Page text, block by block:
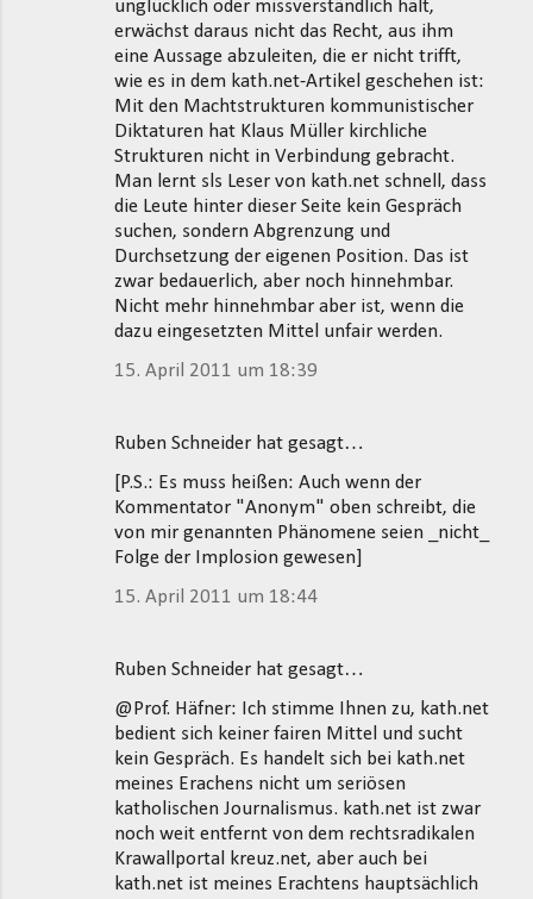
unglücklich oder missverständlich hält,
erwächst daraus nicht das Recht, aus ihm
eine Aussage abzuleiten, die er nicht trifft,
wie es in dem kath.net-Artikel geschehen ist:
Mit den Machtstrukturen kommunistischer
Diktaturen hat Klaus Müller kirchliche
Strukturen nicht in Verbindung gebracht.
Man lernt sls Leser von kath.net schnell, dass
die Leute hinter dieser Seite kein Gespräch
suchen, sondern Abgrenzung und
Durchsetzung der eigenen Position. Das ist
zwar bedauerlich, aber noch hinnehmbar.
Nicht mehr hinnehmbar aber ist, wenn die
dazu eingesetzten Mittel unfair werden.
15. April 2011 um 18:39
Ruben Schneider hat gesagt…
[P.S.: Es muss heißen: Auch wenn der
Kommentator "Anonym" oben schreibt, die
von mir genannten Phänomene seien _nicht_
Folge der Implosion gewesen]
15. April 2011 um 18:44
Ruben Schneider hat gesagt…
@Prof. Häfner: Ich stimme Ihnen zu, kath.net
bedient sich keiner fairen Mittel und sucht
kein Gespräch. Es handelt sich bei kath.net
meines Erachens nicht um seriösen
katholischen Journalismus. kath.net ist zwar
noch weit entfernt von dem rechtsradikalen
Krawallportal kreuz.net, aber auch bei
kath.net ist meines Erachtens hauptsächlich